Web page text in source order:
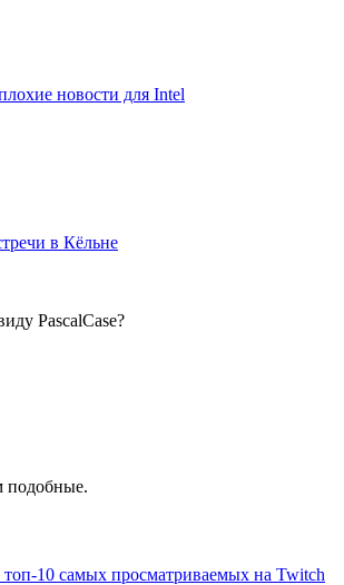
новости для Intel
в Кёльне
PascalCase?
подобные.
10 самых просматриваемых на Twitch